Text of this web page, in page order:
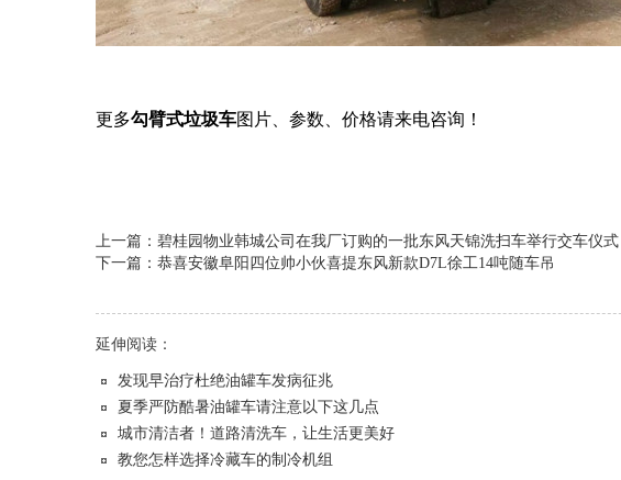
更多勾臂式垃圾车图片、参数、价格请来电咨询！
上一篇：碧桂园物业韩城公司在我厂订购的一批东风天锦洗扫车举行交车仪式
下一篇：恭喜安徽阜阳四位帅小伙喜提东风新款D7L徐工14吨随车吊
延伸阅读：
发现早治疗杜绝油罐车发病征兆
夏季严防酷暑油罐车请注意以下这几点
城市清洁者！道路清洗车，让生活更美好
教您怎样选择冷藏车的制冷机组